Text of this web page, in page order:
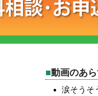
動画のあ
涙そうそ